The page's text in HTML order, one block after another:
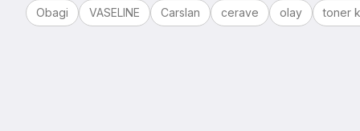
Obagi
VASELINE Carslan cerave olay toner